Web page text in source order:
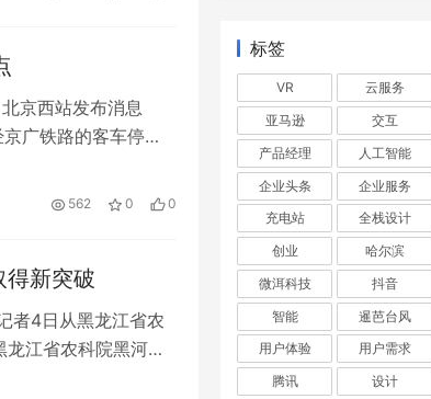
京西站发布消息
广铁路的客车停
562 0 0
得新突破
者4日从黑龙江省农
江省农科院黑河分
标签
VR 云服务
亚马逊
交互
产品经理
人工智能
企业头条
企业服务
充电站
全栈设计
创业
哈尔滨
微洱科技
抖音
智能
暹芭台风
用户体验
用户需求
腾讯
设计